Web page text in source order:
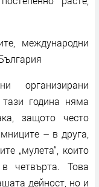
международни
организирани
година няма
защото често
– в друга,
„мулета“, които
четвърта. Това
дейност, но и